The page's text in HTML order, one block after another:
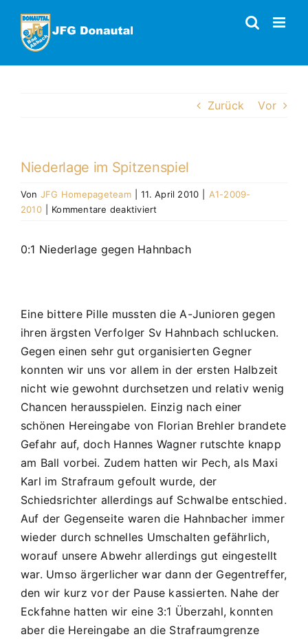
Inhalt
springen
Zurück Vor
Niederlage im Spitzenspiel
Von JFG Homepageteam 11. April 2010
A1-2009-
2010
Kommentare deaktiviert
Spitzenspiel
0:1 Niederlage gegen Hahnbach
Eine bittere Pille mussten die A-Junioren gegen
ihren ärgsten Verfolger Sv Hahnbach schlucken.
Gegen einen sehr gut organisierten Gegner
konnten wir uns vor allem in der ersten Halbzeit
nicht wie gewohnt durchsetzen und relativ wenig
Chancen herausspielen. Einzig nach einer
schönen Hereingabe von Florian Brehler brandete
Gefahr auf, doch Hannes Wagner rutschte knapp
am Ball vorbei. Zudem hatten wir Pech, als Maxi
Karl im Strafraum gefoult wurde, der
Schiedsrichter allerdings auf Schwalbe entschied.
Auf der Gegenseite waren die Hahnbacher immer
wieder durch schnelles Umschalten gefährlich,
worauf unsere Abwehr allerdings gut eingestellt
war. Umso ärgerlicher war dann der Gegentreffer,
den wir kurz vor der Pause kassierten. Nahe der
Eckfahne hatten wir eine 3:1 Überzahl, konnten
aber die Hereingabe an die Strafraumgrenze